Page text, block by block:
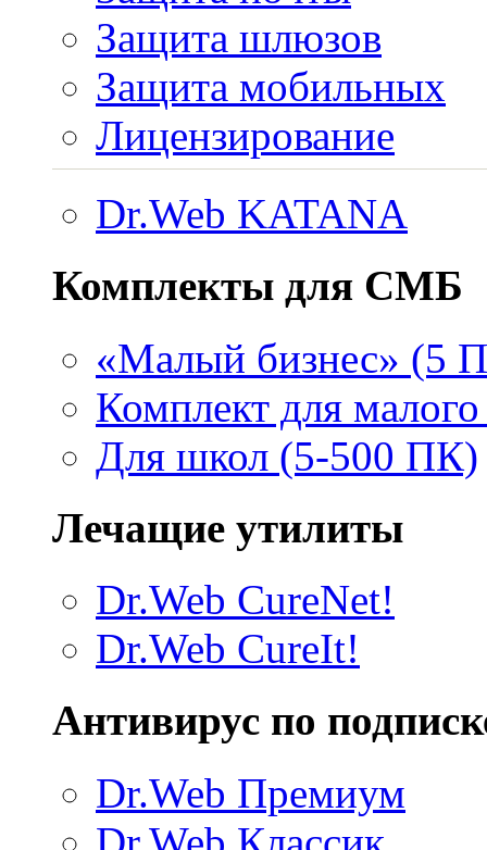
Защита шлюзов
Защита мобильных
Лицензирование
Dr.Web KATANA
Комплекты для СМБ
«Малый бизнес» (5
Комплект для
Для школ (5-500 ПК)
Лечащие утилиты
Dr.Web CureNet!
Dr.Web CureIt!
Антивирус по
Dr.Web Премиум